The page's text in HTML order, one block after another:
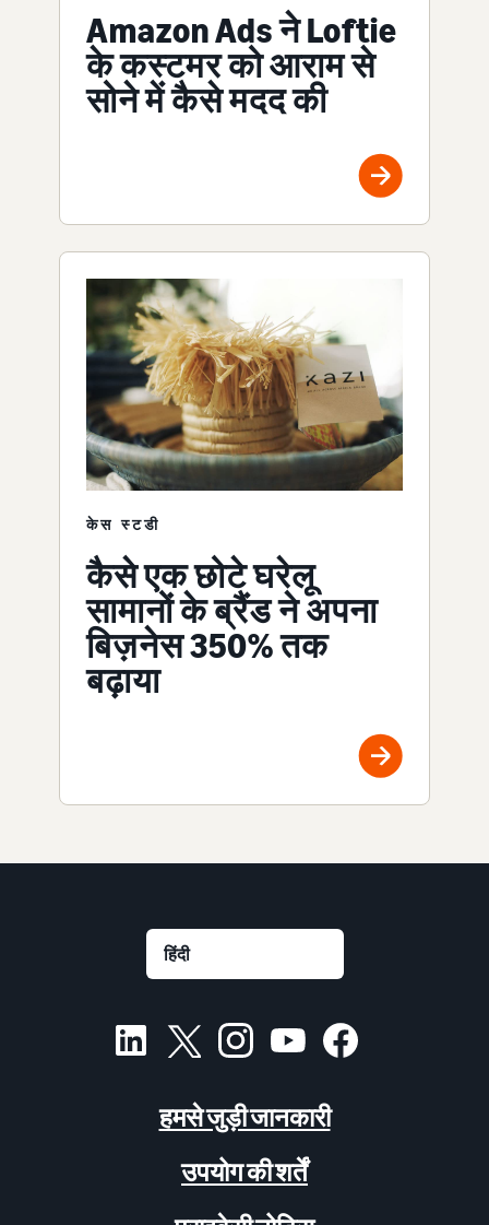
Amazon Ads ने Loftie
के कस्टमर को आराम से
सोने में कैसे मदद की
केस स्टडी
कैसे एक छोटे घरेलू
सामानों के ब्रैंड ने अपना
बिज़नेस 350% तक
बढ़ाया
हमसे जुड़ी जानकारी
उपयोग की शर्तें